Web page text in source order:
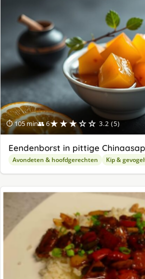
⏱ 105 min👥 6★★★☆☆ 3.2 (5)
Eendenborst in pittige
Avondeten & hoofdgerechten Kip &